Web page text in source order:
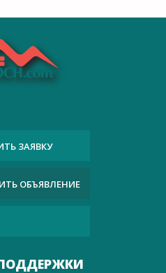
ЗАЯВКУ
ОБЪЯВЛЕНИЕ